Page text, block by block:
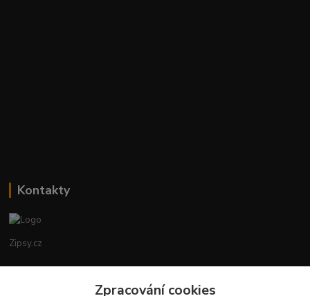
Kontakty
Zipsy.cz
+420774877333
Zpracování cookies